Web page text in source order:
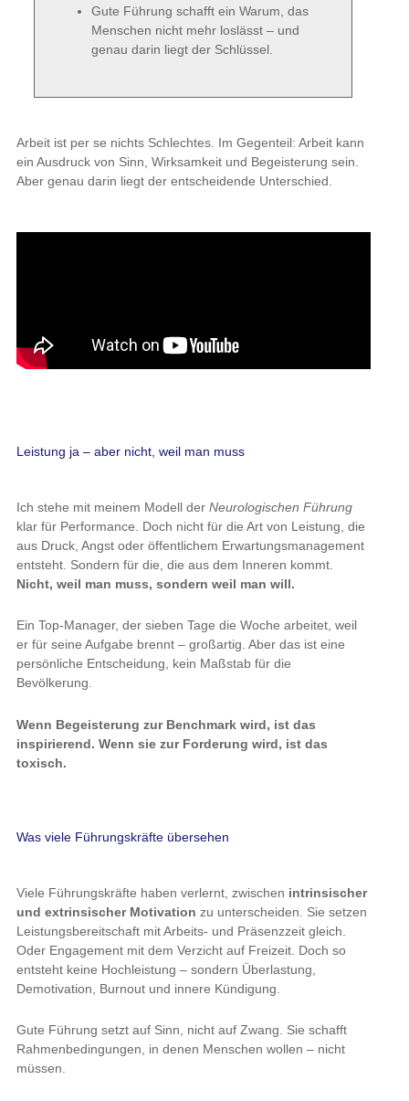
Gute Führung schafft ein Warum, das
Menschen nicht mehr loslässt – und
genau darin liegt der Schlüssel.
Arbeit ist per se nichts Schlechtes. Im Gegenteil: Arbeit kann
ein Ausdruck von Sinn, Wirksamkeit und Begeisterung sein.
Aber genau darin liegt der entscheidende Unterschied.
Leistung ja – aber nicht, weil man muss
Ich stehe mit meinem Modell der Neurologischen Führung
klar für Performance. Doch nicht für die Art von Leistung, die
aus Druck, Angst oder öffentlichem Erwartungsmanagement
entsteht. Sondern für die, die aus dem Inneren kommt.
Nicht, weil man muss, sondern weil man will.
Ein Top-Manager, der sieben Tage die Woche arbeitet, weil
er für seine Aufgabe brennt – großartig. Aber das ist eine
persönliche Entscheidung, kein Maßstab für die
Bevölkerung.
Wenn Begeisterung zur Benchmark wird, ist das
inspirierend. Wenn sie zur Forderung wird, ist das
toxisch.
Was viele Führungskräfte übersehen
Viele Führungskräfte haben verlernt, zwischen intrinsischer
und extrinsischer Motivation zu unterscheiden. Sie setzen
Leistungsbereitschaft mit Arbeits- und Präsenzzeit gleich.
Oder Engagement mit dem Verzicht auf Freizeit. Doch so
entsteht keine Hochleistung – sondern Überlastung,
Demotivation, Burnout und innere Kündigung.
Gute Führung setzt auf Sinn, nicht auf Zwang. Sie schafft
Rahmenbedingungen, in denen Menschen wollen – nicht
müssen.